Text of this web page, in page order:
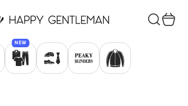
Keresés
Kosár
NEW